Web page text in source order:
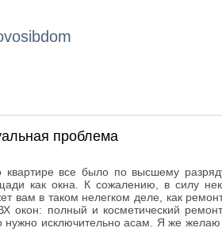
проблема
квартире все было по высшему
как окна. К сожалению, в силу
вам в таком нелегком деле, как
окон: полный и косметический
нужно исключительно асам. Я же желаю